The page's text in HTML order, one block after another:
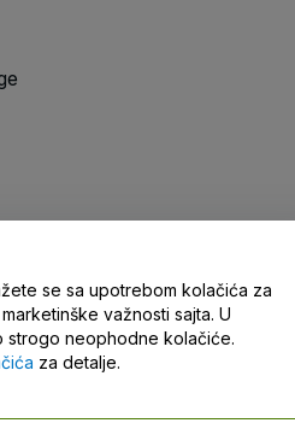
Kontaktirajte nas
se sa upotrebom kolačića za
važnosti sajta. U
strogo neophodne kolačiće.
za detalje.